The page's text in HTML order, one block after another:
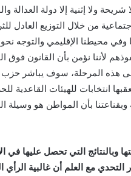
ولا إثنية إلا دولة العدالة
من خلال التوزيع العادل
محيطنا الإقليمي والتوجه نحو
لأننا نؤمن بأن القانون فوق
هذه المرحلة، سوف يباشر حزب
انتخابات للهيئات القاعدية
بأن المواطن هو وسيلة
التي تحصل عليها في
مع العلم أن غالبية